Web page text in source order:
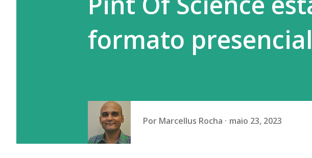
Mineirão. A Raposa ganhou por 2 a 0 e chega
Copa do Brasil pela terceira vez desde seu
formato presencial
Por Marcellus Rocha maio 23, 2023